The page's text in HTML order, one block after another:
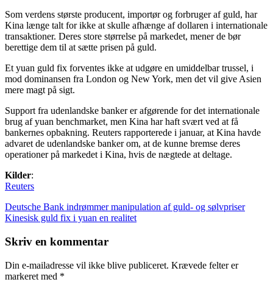
Som verdens største producent, importør og forbruger af guld, har
Kina længe talt for ikke at skulle afhænge af dollaren i internationale
transaktioner. Deres store størrelse på markedet, mener de bør
berettige dem til at sætte prisen på guld.
Et yuan guld fix forventes ikke at udgøre en umiddelbar trussel, i
mod dominansen fra London og New York, men det vil give Asien
mere magt på sigt.
Support fra udenlandske banker er afgørende for det internationale
brug af yuan benchmarket, men Kina har haft svært ved at få
bankernes opbakning. Reuters rapporterede i januar, at Kina havde
advaret de udenlandske banker om, at de kunne bremse deres
operationer på markedet i Kina, hvis de nægtede at deltage.
Kilder:
Reuters
Indlægsnavigation
Previous
Post:
Deutsche Bank indrømmer manipulation af guld- og sølvpriser
Next
Kinesisk guld fix i yuan en realitet
Skriv en kommentar
Din e-mailadresse vil ikke blive publiceret. Krævede felter er
markeret med *